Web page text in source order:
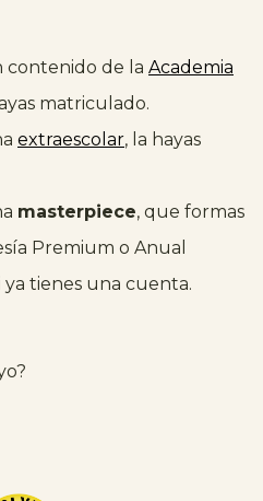
contenido de la Academia
matriculado.
extraescolar, la hayas
masterpiece, que formas
Premium o Anual
ya tienes una cuenta.